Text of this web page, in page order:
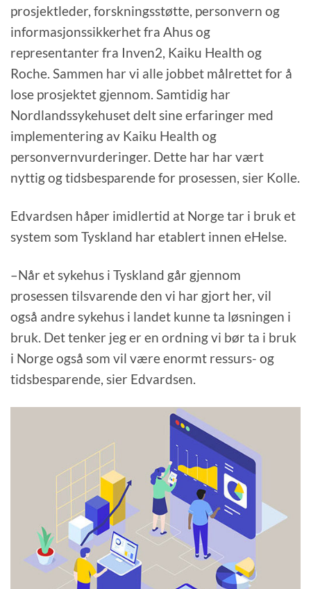
prosjektleder, forskningsstøtte, personvern og
informasjonssikkerhet fra Ahus og
representanter fra Inven2, Kaiku Health og
Roche. Sammen har vi alle jobbet målrettet for å
lose prosjektet gjennom. Samtidig har
Nordlandssykehuset delt sine erfaringer med
implementering av Kaiku Health og
personvernvurderinger. Dette har har vært
nyttig og tidsbesparende for prosessen, sier Kolle.
Edvardsen håper imidlertid at Norge tar i bruk et
system som Tyskland har etablert innen eHelse.
–Når et sykehus i Tyskland går gjennom
prosessen tilsvarende den vi har gjort her, vil
også andre sykehus i landet kunne ta løsningen i
bruk. Det tenker jeg er en ordning vi bør ta i bruk
i Norge også som vil være enormt ressurs- og
tidsbesparende, sier Edvardsen.